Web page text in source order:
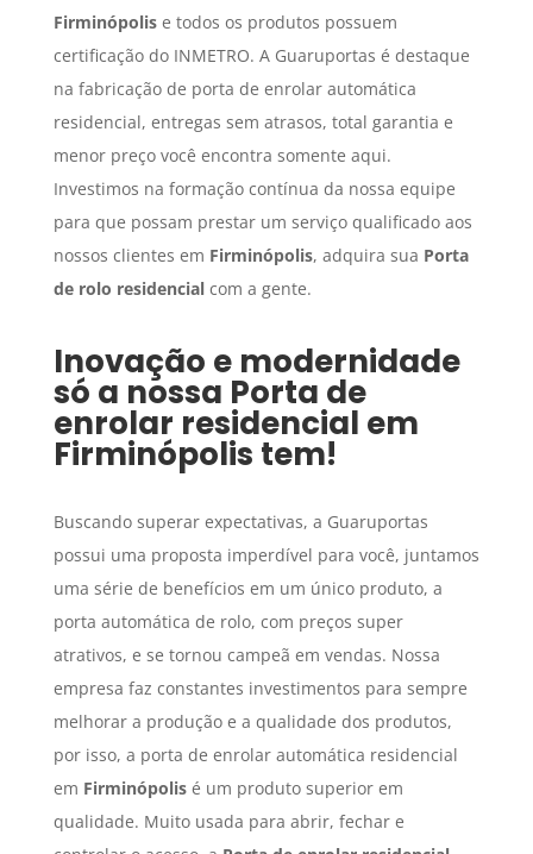
Firminópolise todos os produtos possuem
certificação do INMETRO. A Guaruportas é destaque
na fabricação de porta de enrolar automática
residencial, entregas sem atrasos, total garantia e
menor preço você encontra somente aqui.
Investimos na formação contínua da nossa equipe
para que possam prestar um serviço qualificado aos
nossos clientes em Firminópolis, adquira sua Porta
de rolo residencialcom a gente.
Inovação e modernidade
só a nossa Porta de
enrolar residencial em
Firminópolis tem!
Buscando superar expectativas, a Guaruportas
possui uma proposta imperdível para você, juntamos
uma série de benefícios em um único produto, a
porta automática de rolo, com preços super
atrativos, e se tornou campeã em vendas. Nossa
empresa faz constantes investimentos para sempre
melhorar a produção e a qualidade dos produtos,
por isso, a porta de enrolar automática residencial
em Firminópolisé um produto superior em
qualidade. Muito usada para abrir, fechar e